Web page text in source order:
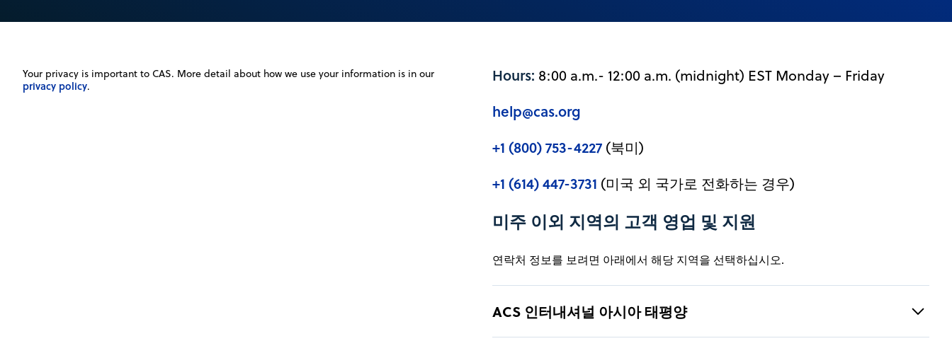
Your privacy is important to CAS. More detail about how we use your information is in our
privacy policy.
Hours: 8:00 a.m.- 12:00 a.m. (midnight) EST Monday – Friday
help@cas.org
+1 (800) 753-4227(북미)
+1 (614) 447-3731 (미국 외 국가로 전화하는 경우)
미주 이외 지역의 고객 영업 및 지원
연락처 정보를 보려면 아래에서 해당 지역을 선택하십시오.
ACS 인터내셔널 아시아 태평양